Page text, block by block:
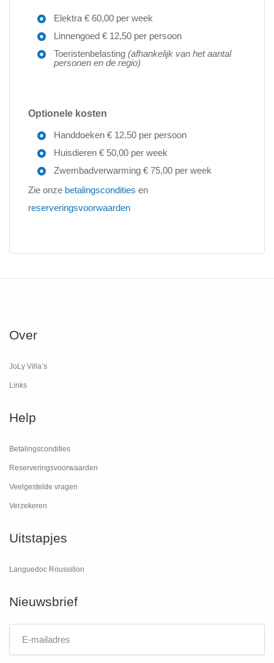
Elektra € 60,00 per week
Linnengoed € 12,50 per persoon
Toeristenbelasting (afhankelijk van het aantal
personen en de regio)
Optionele kosten
Handdoeken € 12,50 per persoon
Huisdieren € 50,00 per week
Zwembadverwarming € 75,00 per week
Zie onze betalingscondities en
reserveringsvoorwaarden
Over
JoLy Villa’s
Links
Help
Betalingscondities
Reserveringsvoorwaarden
Veelgestelde vragen
Verzekeren
Uitstapjes
Languedoc Roussillon
Nieuwsbrief